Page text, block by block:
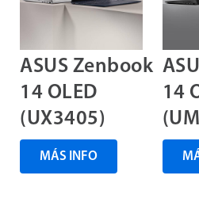
ASUS Zenbook
14 OLED
(UX3405)
MÁS INFO
14